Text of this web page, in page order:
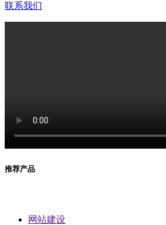
联系我们
推荐产品
网站建设